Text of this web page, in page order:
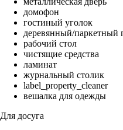
домофон
гостиный уголок
деревянный/паркетный
рабочий стол
чистящие средства
ламинат
журнальный столик
label_property_cleaner
вешалка для одежды
Для досуга